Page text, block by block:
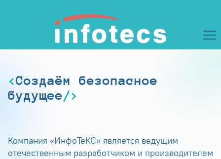
Создаём безопасное
будущее
Компания «ИнфоТеКС» является ведущим
отечественным разработчиком и производителем